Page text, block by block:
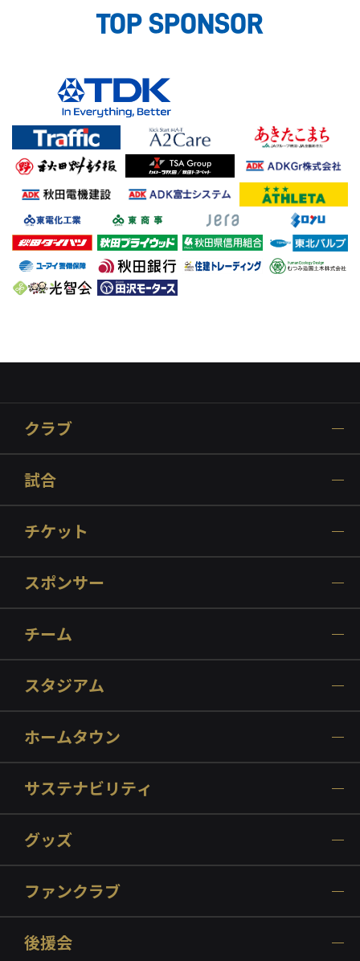
TOP SPONSOR
クラブ
試合
チケット
スポンサー
チーム
スタジアム
ホームタウン
サステナビリティ
グッズ
ファンクラブ
後援会